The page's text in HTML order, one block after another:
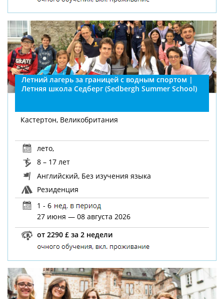
Летний лагерь за границей с водным спортом |
Летняя школа Седберг (Sedbergh Summer School)
Кастертон, Великобритания
лето,
8 – 17 лет
Английский, Без изучения языка
Резиденция
1 - 6
27 июня — 08 августа 2026
от 2290 £ за 2 недели